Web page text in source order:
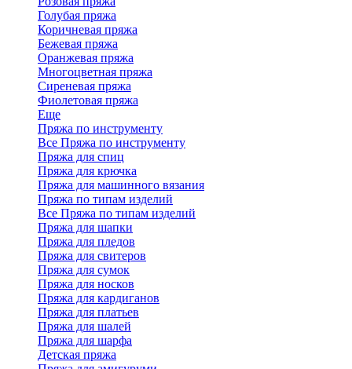
Голубая пряжа
Коричневая пряжа
Бежевая пряжа
Оранжевая пряжа
Многоцветная пряжа
Сиреневая пряжа
Фиолетовая пряжа
Еще
Пряжа по инструменту
Все Пряжа по инструменту
Пряжа для спиц
Пряжа для крючка
Пряжа для машинного вязания
Пряжа по типам изделий
Все Пряжа по типам изделий
Пряжа для шапки
Пряжа для пледов
Пряжа для свитеров
Пряжа для сумок
Пряжа для носков
Пряжа для кардиганов
Пряжа для платьев
Пряжа для шалей
Пряжа для шарфа
Детская пряжа